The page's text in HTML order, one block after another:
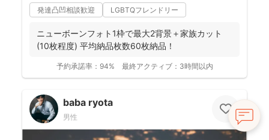
発達凸凹相談歓迎 LGBTQフレンドリー
ニューボーンフォト1枠で最大2背景＋家族カット
(10枚程度) 平均納品枚数60枚納品！
予約承諾率： 94% 最終アクティブ： 3時間以内
baba ryota
男性